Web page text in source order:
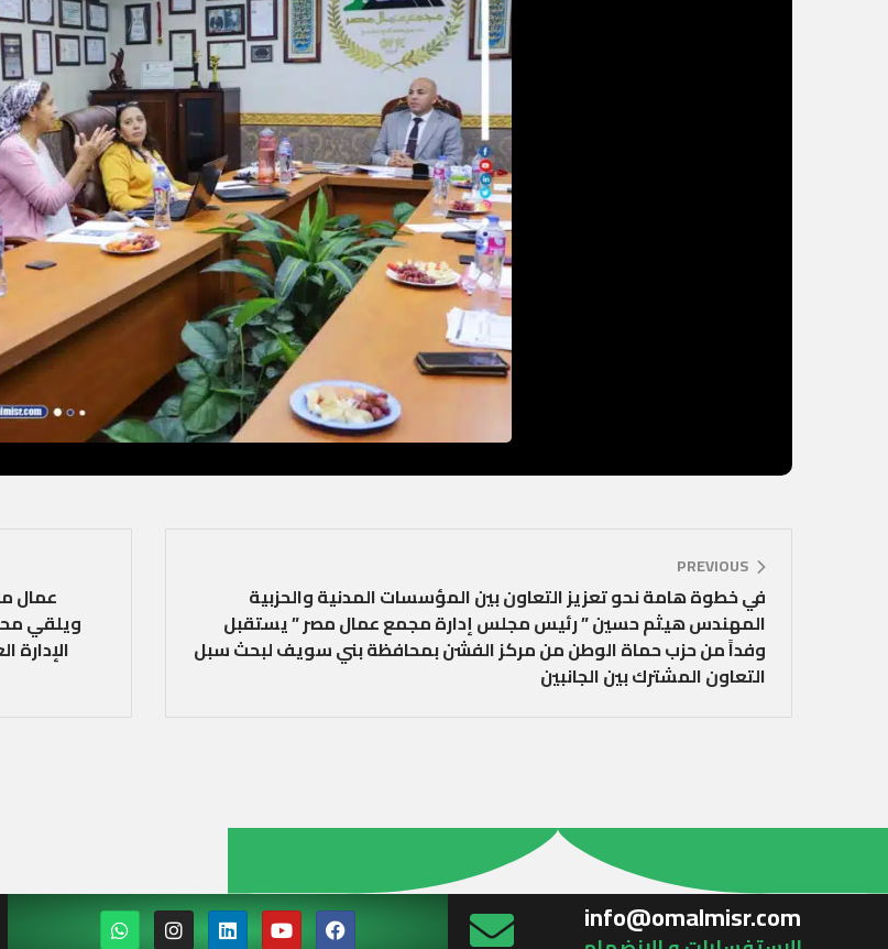
PREVIOUS
في خطوة هامة نحو تعزيز التعاون بين المؤسسات المدنية والحزبية
المهندس هيثم حسين ” رئيس مجلس إدارة مجمع عمال مصر ” يستقبل
وفداً من حزب حماة الوطن من مركز الفشن بمحافظة بني سويف لبحث سبل
التعاون المشترك بين الجانبين
عمال
ويلقي
info@omalmisr.com